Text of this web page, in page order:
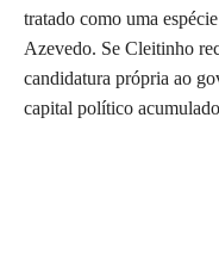
tratado como uma
Azevedo. Se Cleitinho
candidatura própria ao
capital político